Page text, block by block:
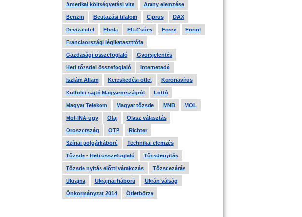
Amerikai költségvetési vita Arany elemzése
Benzin Beutazási tilalom Ciprus DAX
Devizahitel Ebola EU-Csúcs Forex Forint
Franciaországi légikatasztrófa
Gazdasági összefoglaló Gyorsjelentés
Heti tőzsdei összefoglaló Internetadó
Iszlám Állam Kereskedési ötlet Koronavírus
Külföldi sajtó Magyarországról Lottó
Magyar Telekom Magyar tőzsde MNB MOL
Mol-INA-ügy Olaj Olasz választás
Oroszország OTP Richter
Szíriai polgárháború Technikai elemzés
Tőzsde - Heti összefoglaló Tőzsdenyitás
Tőzsde nyitás előtti várakozás Tőzsdezárás
Ukrajna Ukrajnai háború Ukrán válság
Önkormányzat 2014 Ötletbörze